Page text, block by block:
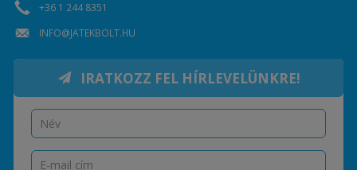
+36 1 244 8351
INFO@JATEKBOLT.HU
IRATKOZZ FEL HÍRLEVELÜNKRE!